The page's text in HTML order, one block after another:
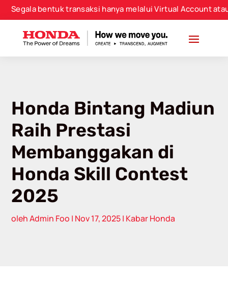
bentuk transaksi hanya melalui Virtual Account atau
Honda Bintang Madiun
Raih Prestasi
Membanggakan di
Honda Skill Contest
2025
olehAdmin Foo | Nov 17, 2025| Kabar Honda
modal-check